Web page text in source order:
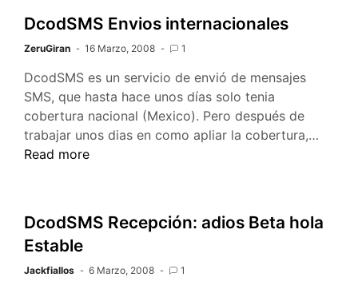
DcodSMS Envios internacionales
ZeruGiran 16 Marzo, 2008 1
DcodSMS es un servicio de envió de mensajes
SMS, que hasta hace unos días solo tenia
cobertura nacional (Mexico). Pero después de
trabajar unos dias en como apliar la cobertura,…
Read more
DcodSMS Recepción: adios Beta hola
Estable
Jackfiallos 6 Marzo, 2008 1